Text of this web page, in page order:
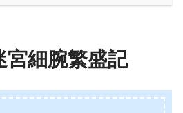
宮細腕繁盛記